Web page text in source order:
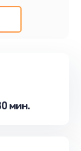
на
мин.